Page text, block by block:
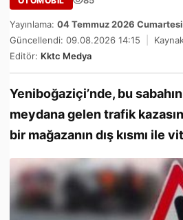
Yayınlama: 04 Temmuz 2026 Cumartesi
Güncellendi: 09.08.2026 14:15
Editör: Kktc Medya
Yeniboğaziçi’nde, bu
meydana gelen trafik
bir mağazanın dış kısmı ile